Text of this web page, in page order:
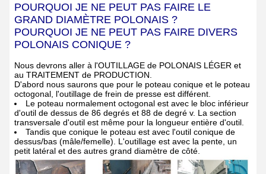
POURQUOI JE NE PEUT PAS FAIRE LE
GRAND DIAMÈTRE POLONAIS ?
POURQUOI JE NE PEUT PAS FAIRE DIVERS
POLONAIS CONIQUE ?
Nous devrons aller à l'OUTILLAGE de POLONAIS LÉGER et
au TRAITEMENT de PRODUCTION.
D'abord nous saurons que pour le poteau conique et le poteau
octogonal, l'outillage de frein de presse est différent.
Le poteau normalement octogonal est avec le bloc inférieur
d'outil de dessus de 86 degrés et 88 de degré v. La section
transversale d'outil est même pour la longueur entière d'outil.
Tandis que conique le poteau est avec l'outil conique de
dessus/bas (mâle/femelle). L'outillage est avec la pente, un
petit latéral et des autres grand diamètre de côté.